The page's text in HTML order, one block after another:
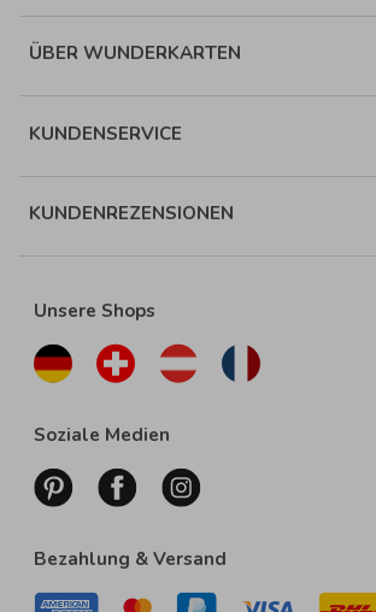
ÜBER WUNDERKARTEN
KUNDENSERVICE
KUNDENREZENSIONEN
Unsere Shops
Soziale Medien
Bezahlung & Versand